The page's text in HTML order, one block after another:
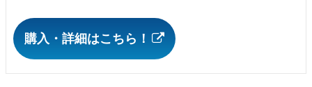
購入・詳細はこちら！